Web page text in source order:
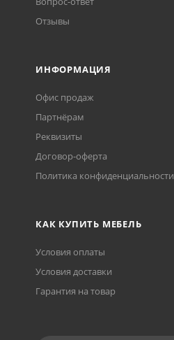
Отзывы
ИНФОРМАЦИЯ
Офис продаж
Партнёрам
Реквизиты
Договор-оферта
Политика конфиденциальности
КАК КУПИТЬ МЕБЕЛЬ
Условия оплаты
Условия доставки
Гарантия на товар